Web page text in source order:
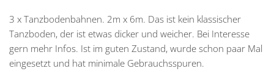
3 x Tanzbodenbahnen. 2m x 6m. Das ist kein klassischer
Tanzboden, der ist etwas dicker und weicher. Bei Interesse
gern mehr Infos. Ist im guten Zustand, wurde schon paar Mal
eingesetzt und hat minimale Gebrauchsspuren.